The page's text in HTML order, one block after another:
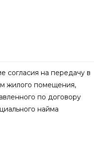
согласия на передачу в
жилого помещения,
по договору
найма